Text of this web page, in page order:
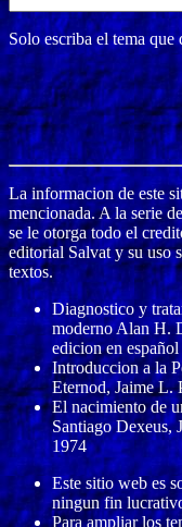
Solo escriba el tema que
La informacion de este
mencionada. A la serie
se le otorga todo el
editorial Salvat y su uso
textos.
Diagnostico y
moderno Alan H.
edicion en
Introduccion a la
Eternod, Jaime L.
El nacimiento de
Santiago Dexeus,
1974
Este sitio web es
ningun fin
Para ampliar los